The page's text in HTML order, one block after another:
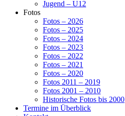
Jugend – U12
Fotos
Fotos – 2026
Fotos – 2025
Fotos – 2024
Fotos – 2023
Fotos – 2022
Fotos – 2021
Fotos – 2020
Fotos 2011 – 2019
Fotos 2001 – 2010
Historische Fotos bis 2000
Termine im Überblick